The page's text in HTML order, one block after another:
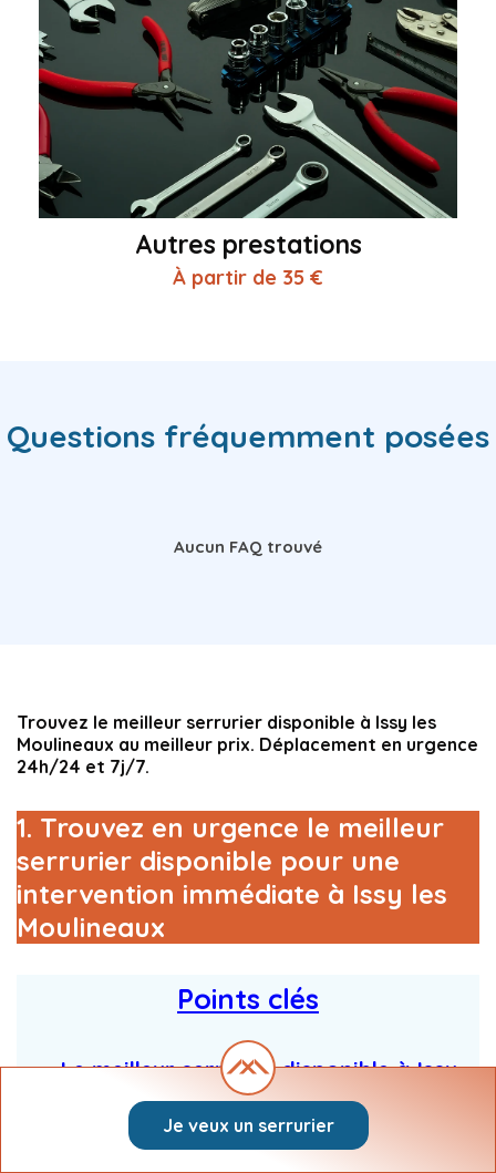
Autres prestations
À partir de 35 €
Questions fréquemment posées
Aucun FAQ trouvé
Trouvez le meilleur serrurier disponible à Issy les
Moulineaux au meilleur prix. Déplacement en urgence
24h/24 et 7j/7.
1. Trouvez en urgence le meilleur
serrurier disponible pour une
intervention immédiate à Issy les
Moulineaux
Points clés
Le meilleur serrurier disponible à Issy
les Moulineaux
Intervention immédiate
Je veux un serrurier